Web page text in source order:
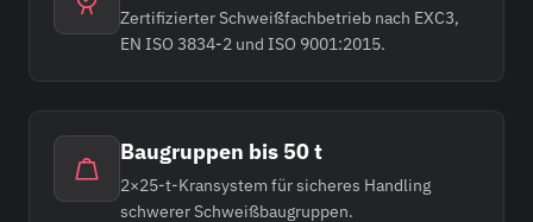
Zertifizierter Schweißfachbetrieb nach EXC3,
EN ISO 3834-2 und ISO 9001:2015.
Baugruppen bis 50 t
2×25-t-Kransystem für sicheres Handling
schwerer Schweißbaugruppen.